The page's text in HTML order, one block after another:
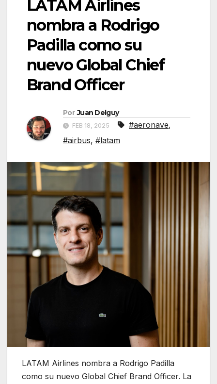
LATAM Airlines
nombra a Rodrigo
Padilla como su
nuevo Global Chief
Brand Officer
Por Juan Delguy
FEB 18, 2025 #aeronave,
#airbus, #latam
LATAM Airlines nombra a Rodrigo Padilla
como su nuevo Global Chief Brand Officer. La